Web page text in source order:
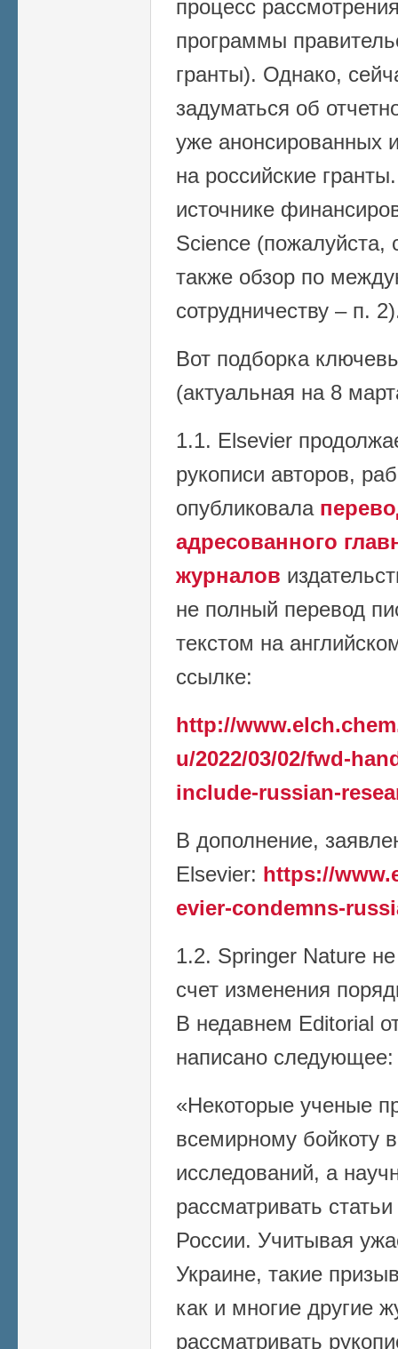
процесс
программы
гранты). Однако,
задуматься об
уже анонсированных
на российские
источнике
Science (пожалуйста,
также обзор по
сотрудничеству – п.
Вот подборка
(актуальная на 8
1.1. Elsevier
рукописи авторов,
опубликовала
адресованного
журналов
не полный перевод
текстом на
ссылке:
http://
u/2022/03/02/fwd-
include-russian-
В дополнение,
Elsevier: https://
evier-condemns-
1.2. Springer Nature
счет изменения
В недавнем Editorial
написано следующее:
«Некоторые ученые
всемирному бойкоту
исследований, а
рассматривать
России. Учитывая
Украине, такие
как и многие другие
рассматривать